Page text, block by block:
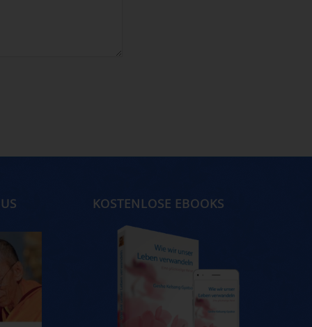
KOSTENLOSE EBOOKS